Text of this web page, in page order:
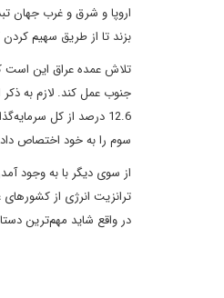
اروپا و شرق و غرب جهان
بزند تا از طریق سهیم
تلاش عمده‌ عراق این است
12.6 درصد از کل
سوم را به خود اختصاص
از سوی دیگر با به وجود
ترانزیت انرژی از کشورهای
در واقع شاید مهم‌ترین